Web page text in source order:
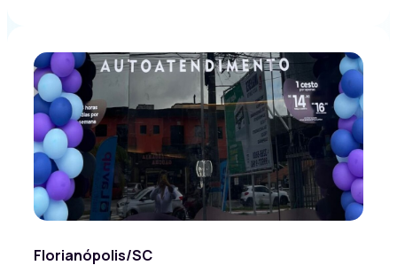
Florianópolis/SC